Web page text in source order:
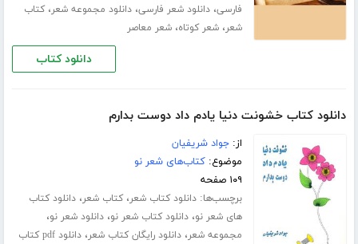
فارسی،دانلود شعر فارسی،دانلود مجموعه شعر،کتاب
شعر،شعر کوتاه،شعر معاصر
دانلود کتاب
دانلود کتاب خشونت دنیا یادم داد دوست بدارم
از:جواد شریفیان
موضوع:کتاب‌های شعر نو
۱۰۹ صفحه
برچسب‌ها:دانلود کتاب شعر،کتاب شعر،دانلود کتاب
های شعر نو،دانلود کتاب شعر نو،دانلود شعر نو،
مجموعه شعر،دانلود رایگان کتاب شعر،
دانلود pdf کتاب